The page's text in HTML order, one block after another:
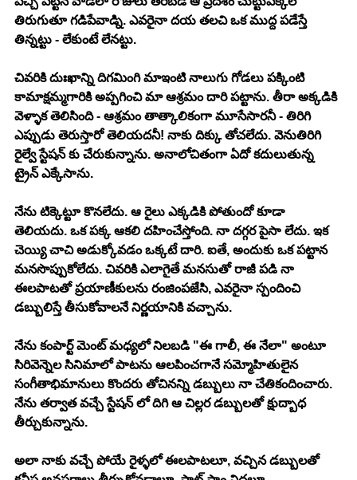
తిరుగుతూ గడిపేవాడ్ని. ఎవరైనా దయ తలచి ఒక ముద్ద పడేస్తే
తిన్నట్టు - లేకుంటే లేనట్టు.
చివరికి దుఃఖాన్ని దిగమింగి మాఇంటి నాలుగు గోడలు పక్కింటి
కామాక్షమ్మగారికి అప్పగించి మా ఆశ్రమం దారి పట్టాను. తీరా అక్కడికి
వెళ్ళాక తెలిసింది - ఆశ్రమం తాత్కాలికంగా మూసేసారనీ - తిరిగి
ఎప్పుడు తెరుస్తారో తెలియదనీ! నాకు దిక్కు తోచలేదు. వెనుతిరిగి
రైల్వే స్టేషన్ కు చేరుకున్నాను. అనాలోచితంగా ఏదో కదులుతున్న
ట్రైన్ ఎక్కేసాను.
నేను టిక్కెట్టూ కొనలేదు. ఆ రైలు ఎక్కడికి పోతుందో కూడా
తెలియదు. ఒక పక్క ఆకలి దహించేస్తోంది. నా దగ్గర పైసా లేదు. ఇక
చెయ్యి చాచి అడుక్కోవడం ఒక్కటే దారి. ఐతే, అందుకు ఒక పట్టాన
మనసొప్పుకోలేదు. చివరికి ఎలాగైతే మనసుతో రాజీ పడి నా
ఈలపాటతో ప్రయాణీకులను రంజింపజేసి, ఎవరైనా స్పందించి
డబ్బులిస్తే తీసుకోవాలనే నిర్ణయానికి వచ్చాను.
నేను కంపార్ట్ మెంట్ మధ్యలో నిలబడి "ఈ గాలీ, ఈ నేలా" అంటూ
సిరివెన్నెల సినిమాలో పాటను ఆలపించగానే సమ్మోహితులైన
సంగీతాభిమానులు కొందరు తోచినన్ని డబ్బులు నా చేతికందించారు.
నేను తర్వాత వచ్చే స్టేషన్ లో దిగి ఆ చిల్లర డబ్బులతో క్షుద్బాధ
తీర్చుకున్నాను.
అలా నాకు వచ్చే పోయే రైళ్ళలో ఈలపాటలూ, వచ్చిన డబ్బులతో